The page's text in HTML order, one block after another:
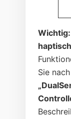
Wichtig:
Sie